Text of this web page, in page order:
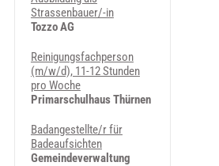
Strassenbauer/-in
Tozzo AG
Reinigungsfachperson
(m/w/d), 11-12 Stunden
pro Woche
Primarschulhaus Thürnen
Badangestellte/r für
Badeaufsichten
Gemeindeverwaltung